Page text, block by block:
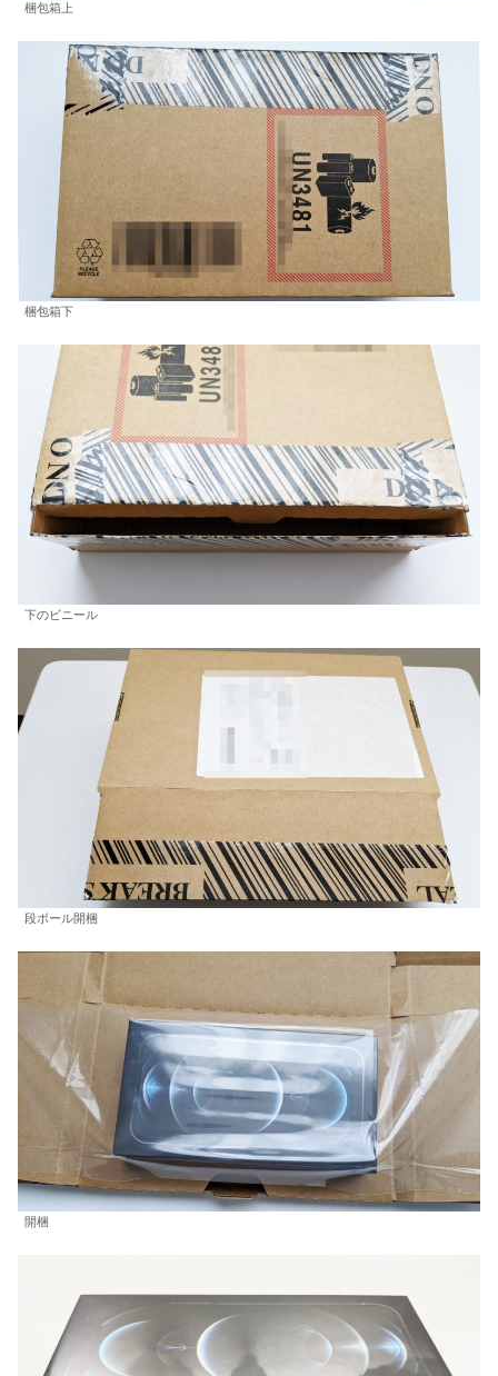
梱包箱上
梱包箱下
下のビニール
段ボール開梱
開梱